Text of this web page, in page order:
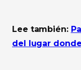
Lee también:
del lugar